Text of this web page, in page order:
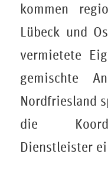
kommen
Lübeck und
vermietete
gemischte
Nordfriesland
die
Dienstleister